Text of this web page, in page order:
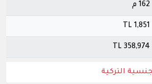
162 م
1,851 TL
358,974 TL
التركية